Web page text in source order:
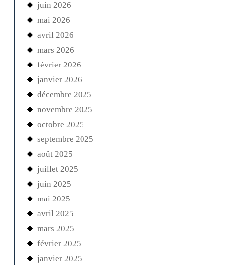
juin 2026
mai 2026
avril 2026
mars 2026
février 2026
janvier 2026
décembre 2025
novembre 2025
octobre 2025
septembre 2025
août 2025
juillet 2025
juin 2025
mai 2025
avril 2025
mars 2025
février 2025
janvier 2025